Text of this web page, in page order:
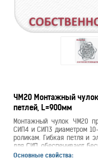
ЧМ20 Монтажный
петлей, L=900мм
Монтажный чулок ЧМ20
СИП4 и СИП3 диаметром
роликам. Гибкая петля и
для СИП обеспечивают
по раскаточным роликам и
Основные свойства: